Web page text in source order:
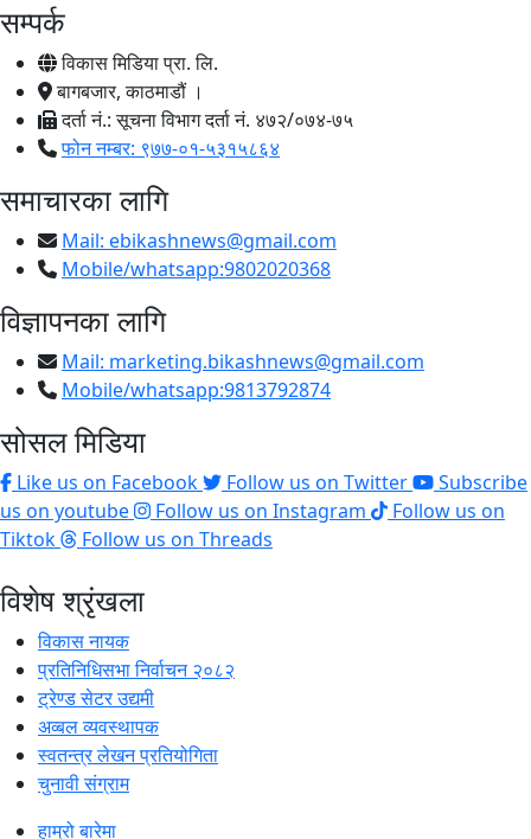
सम्पर्क
विकास मिडिया प्रा. लि.
बागबजार, काठमाडौं ।
दर्ता नं.: सूचना विभाग दर्ता नं. ४७२/०७४-७५
फोन नम्बर: ९७७-०१-५३१५८६४
समाचारका लागि
Mail: ebikashnews@gmail.com
Mobile/whatsapp:9802020368
विज्ञापनका लागि
Mail: marketing.bikashnews@gmail.com
Mobile/whatsapp:9813792874
सोसल मिडिया
Like us on Facebook Follow us on Twitter
Subscribe
us on youtube
Follow us on Instagram
Follow us on
Tiktok
Follow us on Threads
विशेष श्रृंखला
विकास नायक
प्रतिनिधिसभा निर्वाचन २०८२
ट्रेण्ड सेटर उद्यमी
अव्बल व्यवस्थापक
स्वतन्त्र लेखन प्रतियोगिता
चुनावी संग्राम
हाम्रो बारेमा